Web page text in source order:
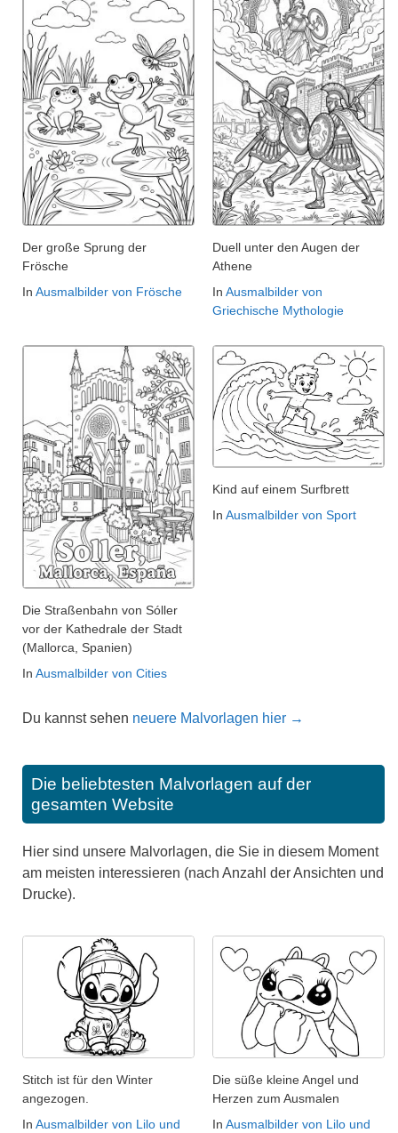
Der große Sprung der
Frösche
In Ausmalbilder von Frösche
Duell unter den Augen der
Athene
In Ausmalbilder von
Griechische Mythologie
Die Straßenbahn von Sóller
vor der Kathedrale der Stadt
(Mallorca, Spanien)
In Ausmalbilder von Cities
Kind auf einem Surfbrett
In Ausmalbilder von Sport
Du kannst sehen neuere Malvorlagen hier →
Die beliebtesten Malvorlagen auf der
gesamten Website
Hier sind unsere Malvorlagen, die Sie in diesem Moment
am meisten interessieren (nach Anzahl der Ansichten und
Drucke).
Stitch ist für den Winter
angezogen.
In Ausmalbilder von Lilo und
Die süße kleine Angel und
Herzen zum Ausmalen
In Ausmalbilder von Lilo und